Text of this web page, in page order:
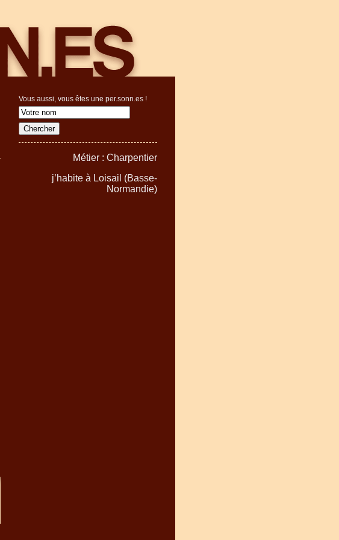
Vous aussi, vous êtes une per.sonn.es !
Métier : Charpentier
j’habite à Loisail (Basse-
Normandie)